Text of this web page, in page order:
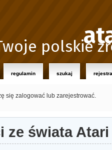
polskie
regulamin szukaj
się zalogować lub zarejestrować.
ze świata Atari